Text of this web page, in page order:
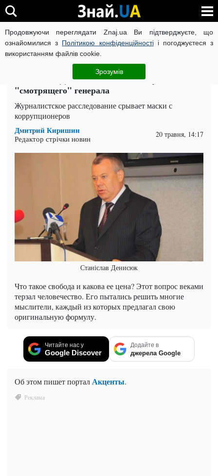
Продовжуючи переглядати Znaj.ua Ви підтверджуєте, що
ознайомилися з Політикою конфіденційностіі погоджуєтеся з
використанням файлів cookie.
Зрозумів
ВІЙНА РОСІЇ ПРОТИ УКРАЇНИ КОРОНАВІРУС В УКРАЇНІ
Компромат ЧИТАТЬ НА РУССКОМ
Станислав Денисюк: жизненный путь
"смотрящего" генерала
Журналистское расследование срывает маски с
коррупционеров
Дмитрий Киришин
Редактор стрічки новин 20 травня, 14:17
Станіслав Денисюк
Что такое свобода и какова ее цена? Этот вопрос веками
терзал человечество. Его пытались решить многие
мыслители, каждый из которых предлагал свою
оригинальную формулу.
Читайте нас у
Google Discover
Додайте в
джерела Google
Об этом пишет порталАкценты.